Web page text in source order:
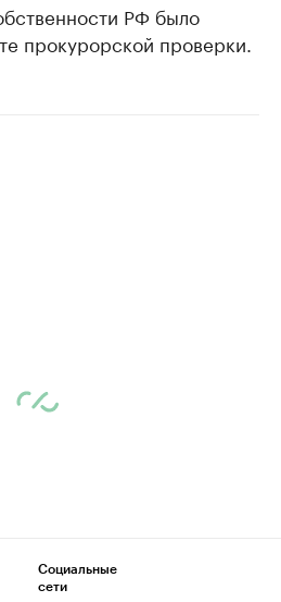
РФ было
прокурорской проверки.
Социальные
сети